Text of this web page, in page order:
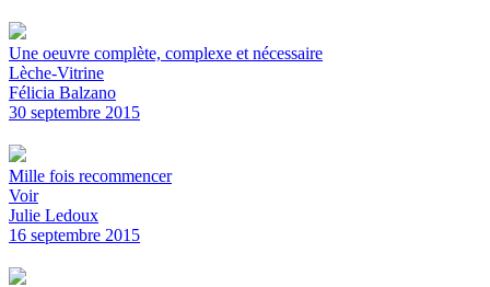
Une oeuvre complète, complexe et nécessaire
Lèche-Vitrine
Félicia Balzano
30 septembre 2015
Mille fois recommencer
Voir
Julie Ledoux
16 septembre 2015